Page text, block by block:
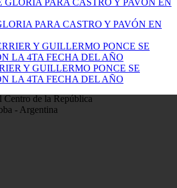
PARA CASTRO Y PAVÓN EN
Y GUILLERMO PONCE SE
LA 4TA FECHA DEL AÑO
Centro de la República
- Argentina